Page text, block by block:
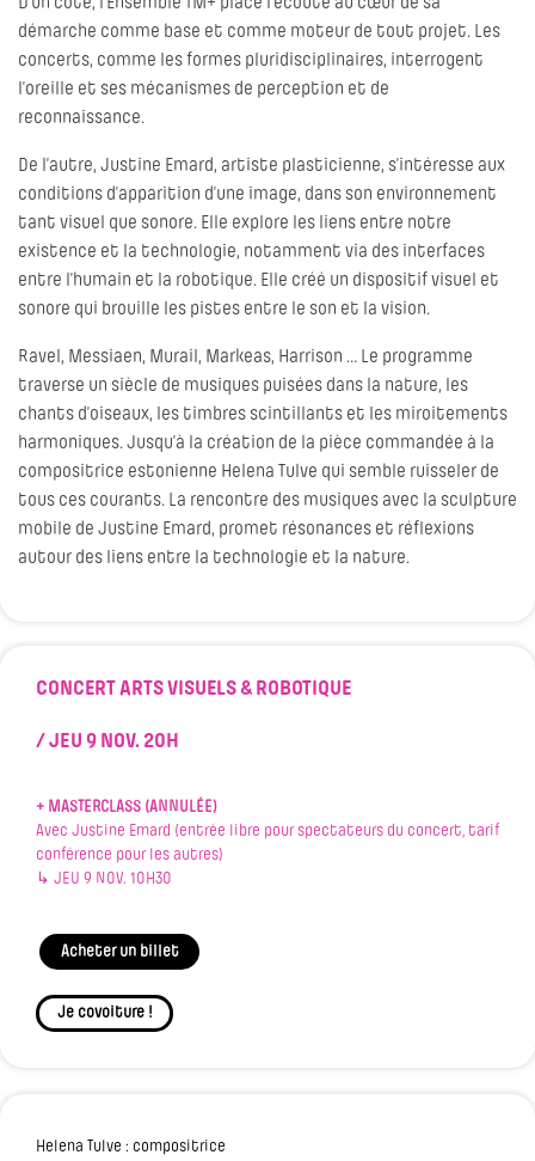
démarche comme base et comme moteur de tout projet. Les
concerts, comme les formes pluridisciplinaires, interrogent
l’oreille et ses mécanismes de perception et de
reconnaissance.
De l’autre, Justine Emard, artiste plasticienne, s’intéresse aux
conditions d’apparition d’une image, dans son environnement
tant visuel que sonore. Elle explore les liens entre notre
existence et la technologie, notamment via des interfaces
entre l’humain et la robotique. Elle créé un dispositif visuel et
sonore qui brouille les pistes entre le son et la vision.
Ravel, Messiaen, Murail, Markeas, Harrison … Le programme
traverse un siècle de musiques puisées dans la nature, les
chants d’oiseaux, les timbres scintillants et les miroitements
harmoniques. Jusqu’à la création de la pièce commandée à la
compositrice estonienne Helena Tulve qui semble ruisseler de
tous ces courants. La rencontre des musiques avec la sculpture
mobile de Justine Emard, promet résonances et réflexions
autour des liens entre la technologie et la nature.
CONCERT ARTS VISUELS & ROBOTIQUE
/ JEU 9 NOV. 20H
+ MASTERCLASS (ANNULÉE)
Avec Justine Emard (entrée libre pour spectateurs du concert, tarif
conférence pour les autres)
↳ JEU 9 NOV. 10H30
Acheter un billet
Je covoiture !
Helena Tulve : compositrice